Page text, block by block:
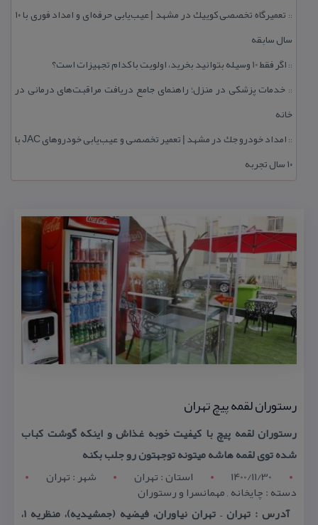
::
تعمیرگاه تخصصی كوییك در مشهد | عیب‌یابی حرفه‌ای و امداد فوری با ۱۰
سال سابقه
:: اگر فقط 10 وسیله بتوانید بخرید، اولویت با كدام تجهیزات است؟
:: خدمات پزشكی در منزل؛ راهنمای جامع دریافت مراقبت‌های درمانی در
خانه
::
امداد خودرو جك در مشهد | تعمیر تخصصی و عیب‌یابی خودروهای JAC با
۱۰ سال تجربه
رستوران لقمه پیچ تهران
رستوران لقمه پیچ با كیفیت خوبه غذاش و اینكه گوشت كباب
شده توی لقمه هاشه میتونه توجهتون رو جلب بكنه
1400/11/30
استان : تهران شهر : تهران
دسته : چایخانه , مهمانسرا و رستوران
آدرس : تهران – تهران نیاوران، فیضیه (جمشیدیه)، منظریه ۱،